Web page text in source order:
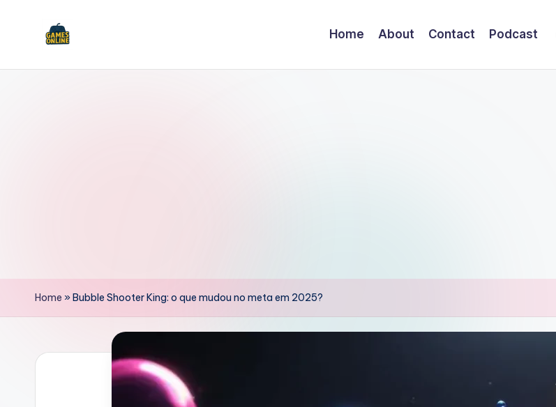
F
Home About Contact Podcast
Home »Bubble Shooter King: o que mudou no meta em 2025?